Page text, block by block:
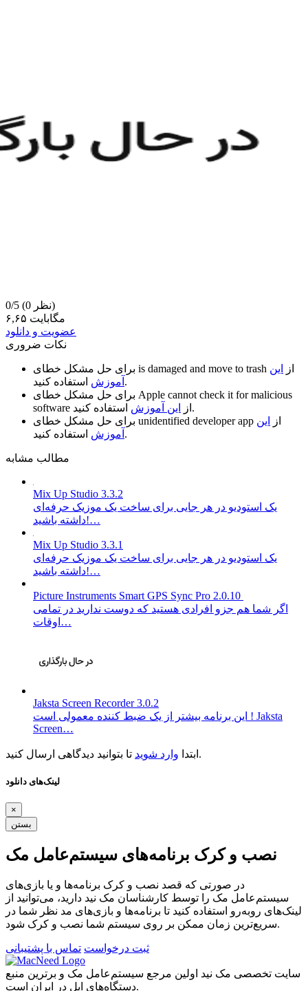
0/5
(0 نظر)
۶,۶۵ مگابایت
عضویت و دانلود
نکات ضروری
is damaged and move to trash از
این
آموزش استفاده کنید.
Apple cannot check it for malicious
software
از این آموزش
استفاده کنید.
unidentified developer app از
این
آموزش استفاده کنید.
مطالب مشابه
Mix Up Studio 3.3.2
یک استودیو در هر جایی برای ساخت یک موزیک حرفه‌ای
داشته باشید!…
Mix Up Studio 3.3.1
یک استودیو در هر جایی برای ساخت یک موزیک حرفه‌ای
داشته باشید!…
Picture Instruments Smart GPS Sync Pro 2.0.10
اگر شما هم جزو افرادی هستید که دوست ندارید در تمامی
اوقات…
Jaksta Screen Recorder 3.0.2
این برنامه بیشتر از یک ضبط کننده معمولی است ! Jaksta
Screen…
ابتدا وارد شوید تا بتوانید دیدگاهی ارسال کنید.
لینک‌های دانلود
×
بستن
نصب و کرک برنامه‌های سیستم‌عامل مک
در صورتی که قصد نصب و کرک برنامه‌ها و یا بازی‌های
سیستم‌عامل مک را توسط کارشناسان مک نید دارید، می‌توانید از
لینک‌های رو‌به‌رو استفاده کنید تا برنامه‌ها و بازی‌های مد نظر شما در
سریع‌ترین زمان ممکن بر روی سیستم شما نصب و کرک شود.
ثبت درخواست تماس با پشتیبانی
سایت تخصصی مک نید اولین مرجع سیستم‌عامل مک و برترین منبع
دستگاه‌های اپل در ایران است.